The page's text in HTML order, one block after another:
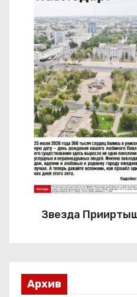
Звезда
Архив